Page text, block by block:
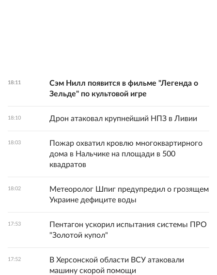
18:11
Сэм Нилл появится в фильме "Легенда о
Зельде" по культовой игре
18:10 Дрон атаковал крупнейший НПЗ в Ливии
18:03
Пожар охватил кровлю многоквартирного
дома в Нальчике на площади в 500
квадратов
18:02
Метеоролог Шпиг предупредил о грозящем
Украине дефиците воды
17:53
Пентагон ускорил испытания системы ПРО
"Золотой купол"
17:52
В Херсонской области ВСУ атаковали
машину скорой помощи